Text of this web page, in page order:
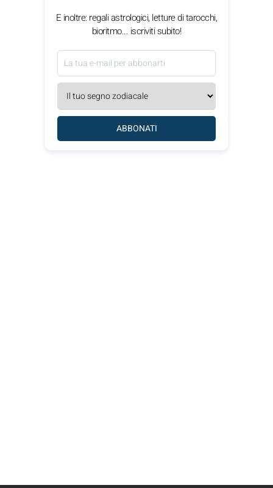
E inoltre: regali astrologici, letture di tarocchi,
bioritmo... iscriviti subito!
ABBONATI